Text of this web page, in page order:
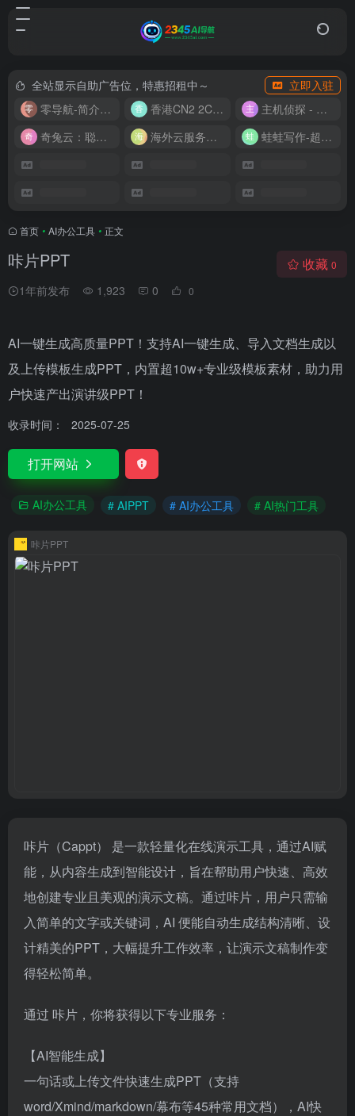
全站显示自助广告位，特惠招租中～
立即入驻
零导航-简介实用的网址导航
香港CN2 2C2G20M 9.9/月
主机侦探 - 少花钱，用好云
奇兔云：聪明人的“省”钱计划！
海外云服务器全网最低价 蛙蛙写作-超级AI智能写作助手
首页 • AI办公工具 • 正文
咔片PPT
1年前发布 1,923 0 0
收藏 0
AI一键生成高质量PPT！支持AI一键生成、导入文档生成以
及上传模板生成PPT，内置超10w+专业级模板素材，助力用
户快速产出演讲级PPT！
收录时间： 2025-07-25
打开网站
AI办公工具 # AIPPT # AI办公工具 # AI热门工具
咔片PPT
咔片（Cappt） 是一款轻量化在线演示工具，通过AI赋
能，从内容生成到智能设计，旨在帮助用户快速、高效
地创建专业且美观的演示文稿。通过咔片，用户只需输
入简单的文字或关键词，AI 便能自动生成结构清晰、设
计精美的PPT，大幅提升工作效率，让演示文稿制作变
得轻松简单。
通过 咔片，你将获得以下专业服务：
【AI智能生成】
一句话或上传文件快速生成PPT（支持
word/Xmind/markdown/幕布等45种常用文档），AI快